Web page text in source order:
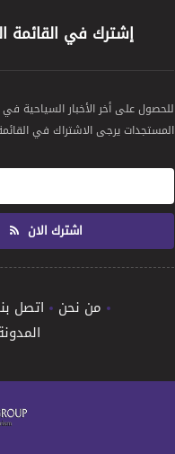
إشترك في القائمة
للحصول على أخر الأخبار السياحية في
المستجدات يرجى الاشتراك في القائمة
اشترك الان
اتصل
من نحن